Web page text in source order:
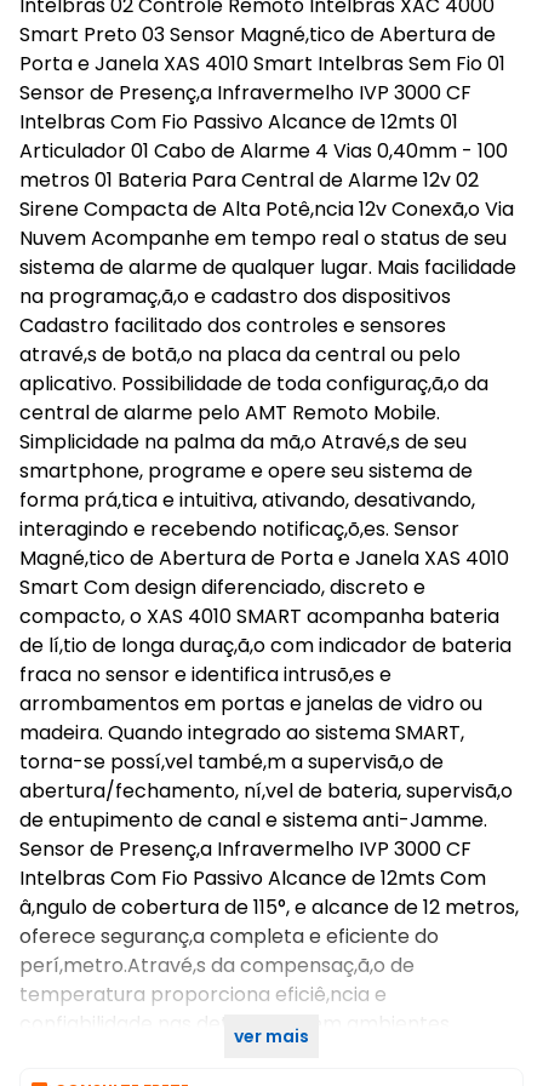
Smart Preto 03 Sensor Magné,tico de Abertura de
Porta e Janela XAS 4010 Smart Intelbras Sem Fio 01
Sensor de Presenç,a Infravermelho IVP 3000 CF
Intelbras Com Fio Passivo Alcance de 12mts 01
Articulador 01 Cabo de Alarme 4 Vias 0,40mm - 100
metros 01 Bateria Para Central de Alarme 12v 02
Sirene Compacta de Alta Potê,ncia 12v Conexã,o Via
Nuvem Acompanhe em tempo real o status de seu
sistema de alarme de qualquer lugar. Mais facilidade
na programaç,ã,o e cadastro dos dispositivos
Cadastro facilitado dos controles e sensores
atravé,s de botã,o na placa da central ou pelo
aplicativo. Possibilidade de toda configuraç,ã,o da
central de alarme pelo AMT Remoto Mobile.
Simplicidade na palma da mã,o Atravé,s de seu
smartphone, programe e opere seu sistema de
forma prá,tica e intuitiva, ativando, desativando,
interagindo e recebendo notificaç,õ,es. Sensor
Magné,tico de Abertura de Porta e Janela XAS 4010
Smart Com design diferenciado, discreto e
compacto, o XAS 4010 SMART acompanha bateria
de lí,tio de longa duraç,ã,o com indicador de bateria
fraca no sensor e identifica intrusõ,es e
arrombamentos em portas e janelas de vidro ou
madeira. Quando integrado ao sistema SMART,
torna-se possí,vel també,m a supervisã,o de
abertura/fechamento, ní,vel de bateria, supervisã,o
de entupimento de canal e sistema anti-Jamme.
Sensor de Presenç,a Infravermelho IVP 3000 CF
Intelbras Com Fio Passivo Alcance de 12mts Com
â,ngulo de cobertura de 115°, e alcance de 12 metros,
oferece seguranç,a completa e eficiente do
perí,metro.Atravé,s da compensaç,ã,o de
temperatura proporciona eficiê,ncia e
confiabilidade nas detecç,õ,es em ambientes
ver mais